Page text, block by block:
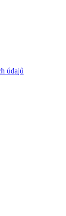
údajů